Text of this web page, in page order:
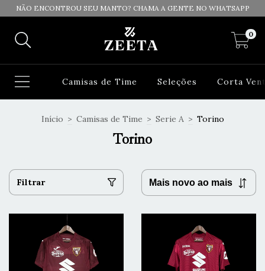
NÃO ENCONTROU SEU MANTO? CHAMA A GENTE NO WHATSAPP
0
Camisas de Time Seleções Corta
Início > Camisas de Time > Serie A > Torino
Torino
Filtrar